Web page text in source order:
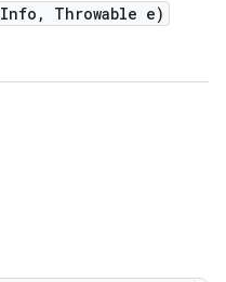
Info , Throwable e)